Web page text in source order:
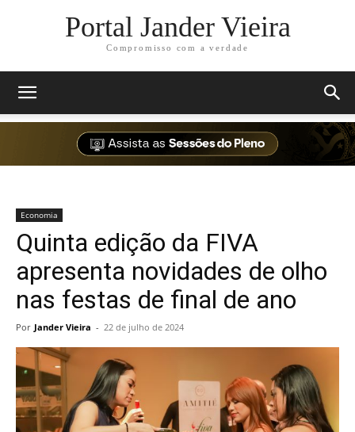
Portal Jander Vieira
Compromisso com a verdade
Economia
Quinta edição da FIVA
apresenta novidades de olho
nas festas de final de ano
Por Jander Vieira - 22 de julho de 2024